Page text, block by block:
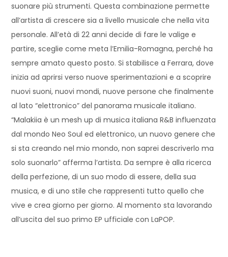
suonare più strumenti. Questa combinazione permette
all’artista di crescere sia a livello musicale che nella vita
personale. All’età di 22 anni decide di fare le valige e
partire, sceglie come meta l’Emilia-Romagna, perché ha
sempre amato questo posto. Si stabilisce a Ferrara, dove
inizia ad aprirsi verso nuove sperimentazioni e a scoprire
nuovi suoni, nuovi mondi, nuove persone che finalmente
al lato “elettronico” del panorama musicale italiano.
“Malakiia è un mesh up di musica italiana R&B influenzata
dal mondo Neo Soul ed elettronico, un nuovo genere che
si sta creando nel mio mondo, non saprei descriverlo ma
solo suonarlo” afferma l’artista. Da sempre è alla ricerca
della perfezione, di un suo modo di essere, della sua
musica, e di uno stile che rappresenti tutto quello che
vive e crea giorno per giorno. Al momento sta lavorando
all’uscita del suo primo EP ufficiale con LaPOP.